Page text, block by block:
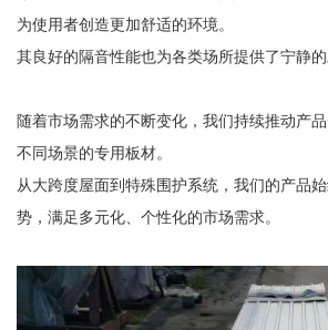
为使用者创造更加舒适的环境。
其良好的隔音性能也为各类场所提供了宁静的
随着市场需求的不断变化，我们持续推动产
不同场景的专用板材。
从大跨度屋面到特殊围护系统，我们的产品
势，满足多元化、个性化的市场需求。